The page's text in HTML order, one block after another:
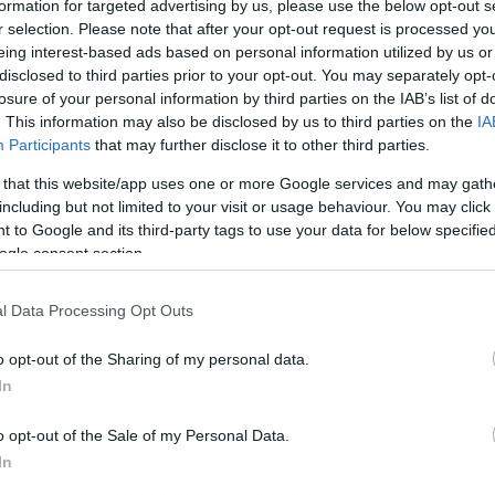
for targeted advertising by us, please use the below opt-out
selection. Please note that after your opt-out request is processed
interest-based ads based on personal information utilized by us
to third parties prior to your opt-out. You may separately
of your personal information by third parties on the IAB’s list of
This information may also be disclosed by us to third parties on the
Participants that may further disclose it to other third parties.
that this website/app uses one or more Google services and may
but not limited to your visit or usage behaviour. You may
to Google and its third-party tags to use your data for below
consent section.
Data Processing Opt Outs
opt-out of the Sharing of my personal data.
opt-out of the Sale of my Personal Data.
Gulyás Gergely miniszter bejelentette, hogy
pályákra, felgyorsultak az események csapatunk háza
bontva a keretet készültünk a lehetséges bajnoki
Visinka Ede. – Most annyi lesz hétfőtől a változás,
folyamatosan tesztelik játékosainkat.
keret. A terveink szerint három felkészülési
alapján talán május 24-én folytatódhat az NB II-es